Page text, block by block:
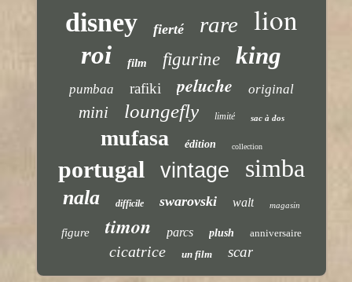
disney fierté rare lion
roi film figurine king
pumbaa rafiki peluche original
mini loungefly limité sac à dos
mufasa édition collection
portugal vintage simba
nala difficile swarovski walt magasin
figure timon parcs plush anniversaire
cicatrice un film scar